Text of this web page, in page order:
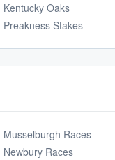
Kentucky Oaks
Preakness Stakes
Musselburgh Races
Newbury Races